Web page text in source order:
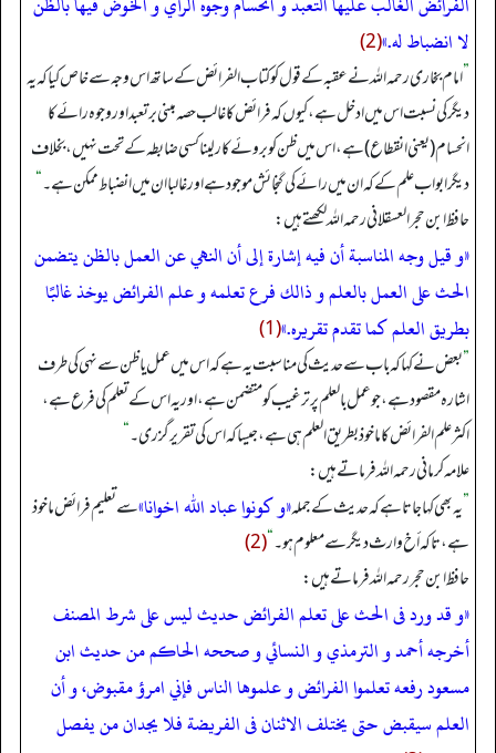
لا انضباط له.»(2)
”امام بخاری رحمہ اللہ نے عقبہ کے قول کو کتاب الفرائض کے ساتھ اس وجہ سے خاص کیا کہ یہ
دیگر کی نسبت اس میں ادخل ہے، کیوں کہ فرائض کا غالب حصہ مبنی بر تعبد اور وجوہ رائے کا
انحسام (یعنی انقطاع) ہے، اس میں ظن کو بروئے کار لینا کسی ضابطہ کے تحت نہیں، بخلاف
دیگر ابواب علم کے کہ ان میں رائے کی گنجائش موجود ہے اور غالبا ان میں انضباط ممکن ہے۔“
حافظ ابن حجر العسقلانی رحمہ اللہ لکھتے ہیں:
«و قيل وجه المناسبة أن فيه إشارة إلى أن النهي عن العمل بالظن يتضمن
الحث على العمل بالعلم و ذالك فرع تعلمه و علم الفرائض يوخذ غالبًا
بطريق العلم كما تقدم تقريره.»(1)
”بعض نے کہا کہ باب سے حدیث کی مناسبت یہ ہے کہ اس میں عمل یا ظن سے نہی کی طرف
اشارہ مقصود ہے، جو عمل بالعلم پر ترغیب کو متضمن ہے، اور یہ اس کے تعلم کی فرع ہے،
اکثر علم الفرائض کا ماخوذ بطریق العلم ہی ہے، جیسا کہ اس کی تقریر گزری۔“
علامہ کرمانی رحمہ اللہ فرماتے ہیں:
”یہ بھی کہا جاتا ہے کہ حدیث کے جملہ«و كونوا عباد الله اخوانا»سے تعلیم فرائض ماخوذ
ہے، تاکہ أخ وارث دیگر سے معلوم ہو۔“
(2)
حافظ ابن حجر رحمہ اللہ فرماتے ہیں:
«و قد ورد فى الحث على تعلم الفرائض حديث ليس على شرط المصنف
أخرجه أحمد و الترمذي و النسائي و صححه الحاكم من حديث ابن
مسعود رفعه تعلموا الفرائض و علموها الناس فإني امرؤ مقبوض، و أن
العلم سيقبض حتى يختلف الاثنان فى الفريضة فلا يجدان من يفصل